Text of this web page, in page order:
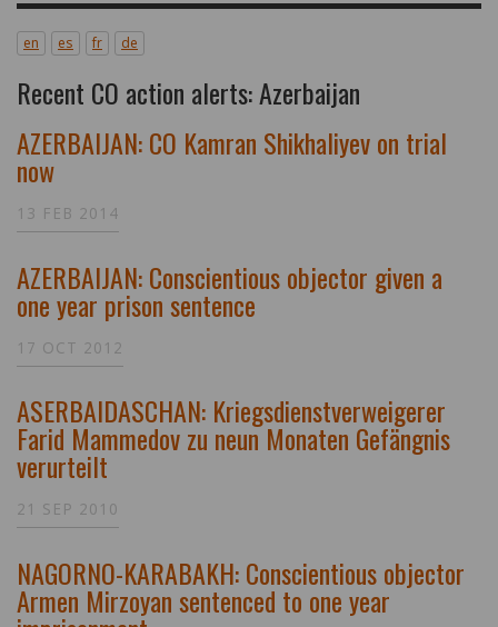
en es fr de
Recent CO action alerts: Azerbaijan
AZERBAIJAN: CO Kamran Shikhaliyev on trial
now
13 FEB 2014
AZERBAIJAN: Conscientious objector given a
one year prison sentence
17 OCT 2012
ASERBAIDASCHAN: Kriegsdienstverweigerer
Farid Mammedov zu neun Monaten Gefängnis
verurteilt
21 SEP 2010
NAGORNO-KARABAKH: Conscientious objector
Armen Mirzoyan sentenced to one year